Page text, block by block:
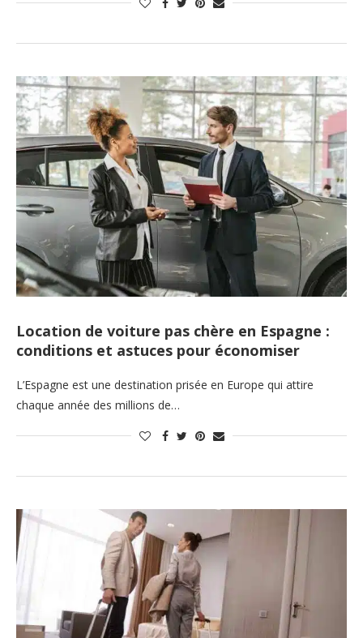
Location de voiture pas chère en Espagne :
conditions et astuces pour économiser
L’Espagne est une destination prisée en Europe qui attire
chaque année des millions de…